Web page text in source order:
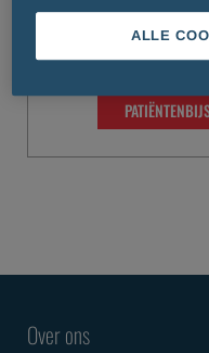
Over ons
ALLE